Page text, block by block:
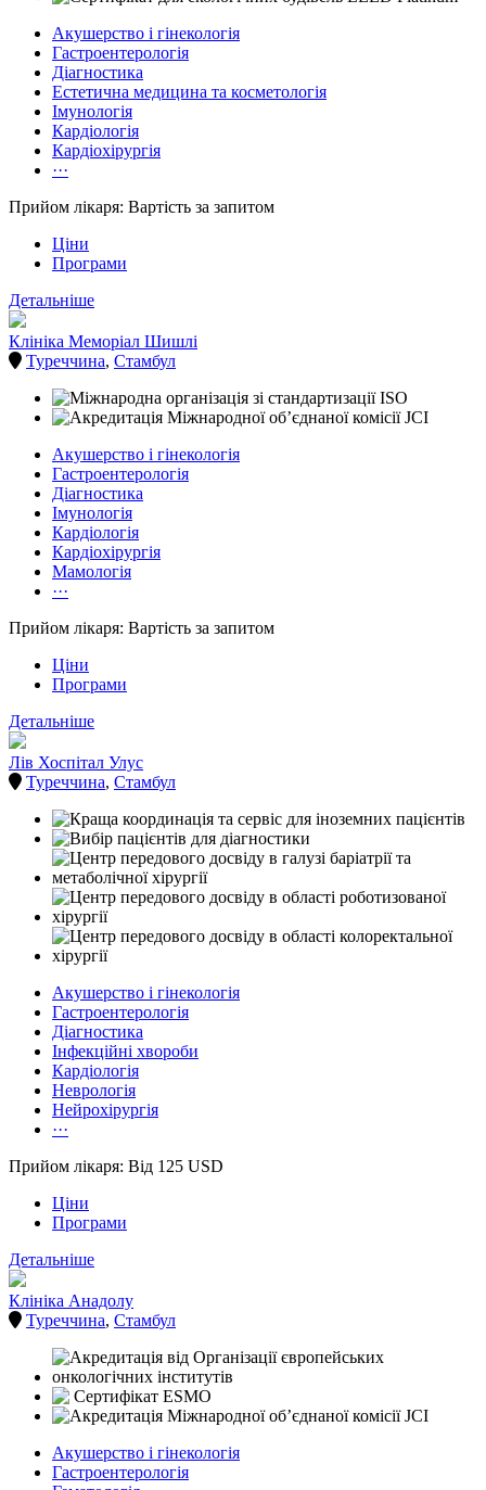
Акушерство і гінекологія
Гастроентерологія
Діагностика
Естетична медицина та косметологія
Імунологія
Кардіологія
Кардіохірургія
···
Прийом лікаря: Вартість за запитом
Ціни
Програми
Детальніше
Клініка Меморіал Шишлі
Туреччина, Стамбул
Акушерство і гінекологія
Гастроентерологія
Діагностика
Імунологія
Кардіологія
Кардіохірургія
Мамологія
···
Прийом лікаря: Вартість за запитом
Ціни
Програми
Детальніше
Лів Хоспітал Улус
Туреччина, Стамбул
Акушерство і гінекологія
Гастроентерологія
Діагностика
Інфекційні хвороби
Кардіологія
Неврологія
Нейрохірургія
···
Прийом лікаря: Від 125 USD
Ціни
Програми
Детальніше
Клініка Анадолу
Туреччина, Стамбул
Акушерство і гінекологія
Гастроентерологія